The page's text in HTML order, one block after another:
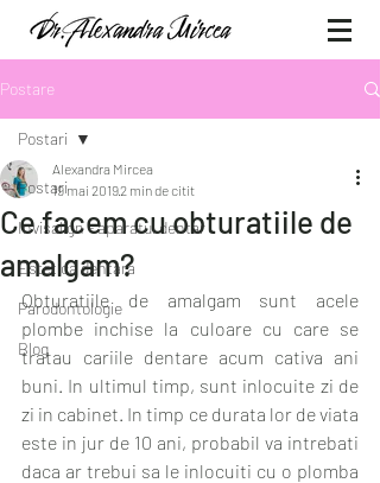
Postare
Postari
Invisalign - aparatul dentar
Estetica dentara
Parodontologie
Blog
Postari
Ce facem cu obturatiile de
amalgam?
Alexandra Mircea
19 mai 20192 min de citit
Obturatiile de amalgam sunt acele
plombe inchise la culoare cu care se
tratau cariile dentare acum cativa ani
buni. In ultimul timp, sunt inlocuite zi de
zi in cabinet. In timp ce durata lor de viata
este in jur de 10 ani, probabil va intrebati
daca ar trebui sa le inlocuiti cu o plomba